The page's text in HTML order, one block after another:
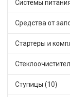
Ступицы (10)